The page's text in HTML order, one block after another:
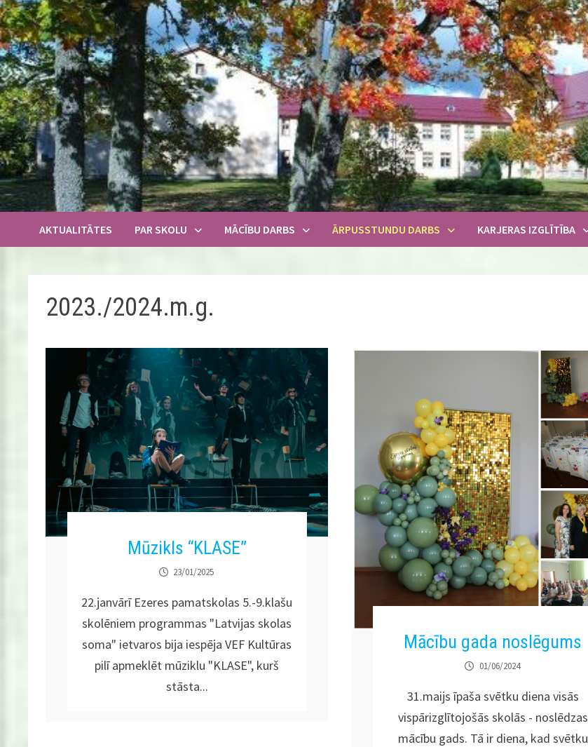
Skip
to
content
AKTUALITĀTES PAR SKOLU MĀCĪBU DARBS ĀRPUSSTUNDU DARBS KARJERAS IZGLĪTĪBA
2023./2024.m.g.
Mūzikls “KLASE”
23/01/2025
22.janvārī Ezeres pamatskolas 5.-9.klašu
skolēniem programmas "Latvijas skolas
soma" ietvaros bija iespēja VEF Kultūras
pilī apmeklēt mūziklu "KLASE", kurš
stāsta...
Mācību gada noslēgums
01/06/2024
31.maijs īpaša svētku diena visās
vispārizglītojošās skolās - noslēdzas
mācību gads. Tā ir diena, kad svētku